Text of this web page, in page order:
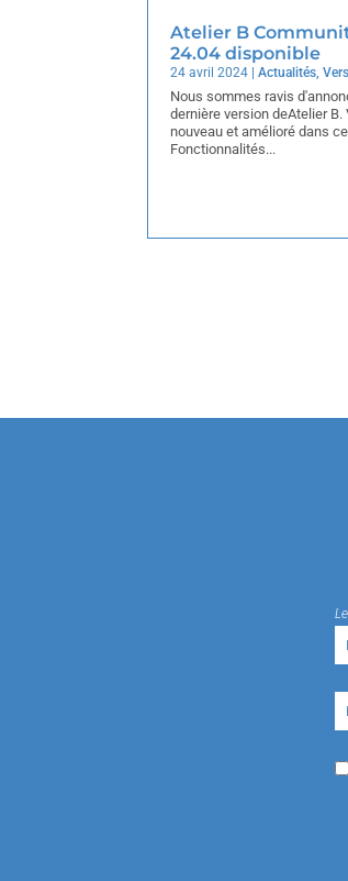
Atelier B
24.04 disponible
24 avril 2024 |Actualités,
Nous sommes ravis
dernière version deAtelier
nouveau et amélioré dans
Fonctionnalités...